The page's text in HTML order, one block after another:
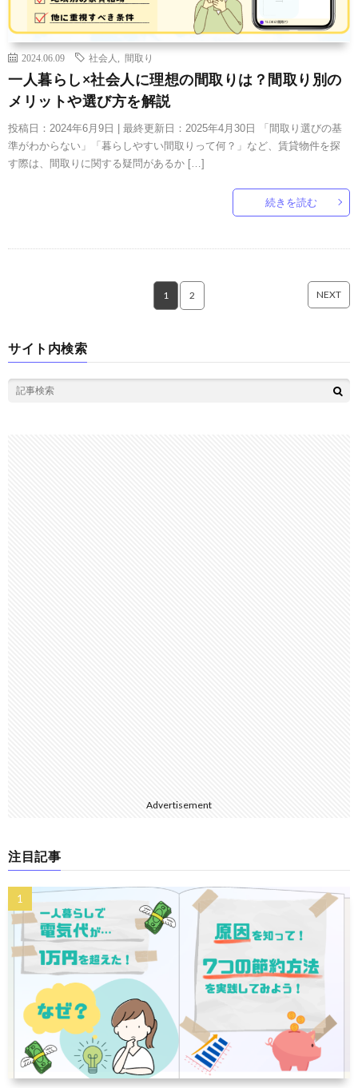
2024.06.09 社会人 間取り
一人暮らし×社会人に理想の間取りは？間取り別の
メリットや選び方を解説
投稿日：2024年6月9日 | 最終更新日：2025年4月30日 「間取り選びの基
準がわからない」「暮らしやすい間取りって何？」など、賃貸物件を探
す際は、間取りに関する疑問があるか […]
続きを読む
1 2 NEXT
サイト内検索
Advertisement
注目記事